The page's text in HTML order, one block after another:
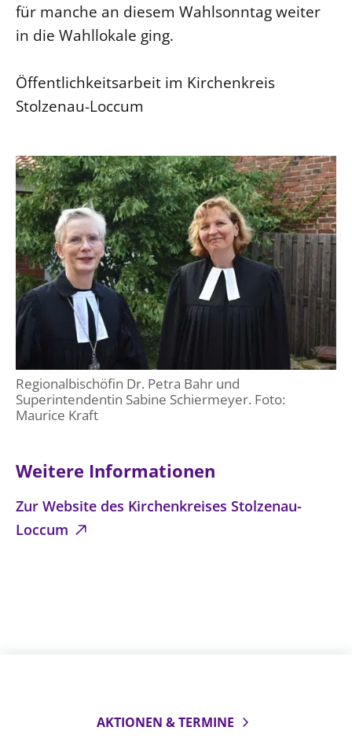
für manche an diesem Wahlsonntag weiter
in die Wahllokale ging.
Öffentlichkeitsarbeit im Kirchenkreis
Stolzenau-Loccum
Regionalbischöfin Dr. Petra Bahr und
Superintendentin Sabine Schiermeyer. Foto:
Maurice Kraft
Weitere Informationen
Zur Website des Kirchenkreises Stolzenau-
Loccum
AKTIONEN & TERMINE